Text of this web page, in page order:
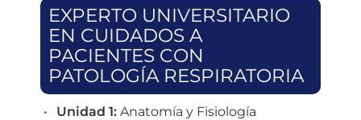
EXPERTO UNIVERSITARIO
EN CUIDADOS A
PACIENTES CON
PATOLOGÍA RESPIRATORIA
Unidad 1: Anatomía y Fisiología